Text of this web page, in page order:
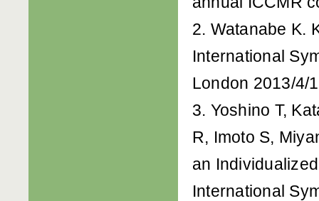
2. Watanabe K.
International
London 2013/4/
3. Yoshino T,
R, Imoto S,
an
International